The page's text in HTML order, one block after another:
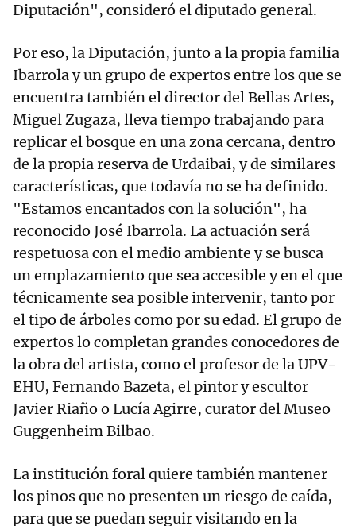
Diputación", consideró el diputado general.
Por eso, la Diputación, junto a la propia familia
Ibarrola y un grupo de expertos entre los que se
encuentra también el director del Bellas Artes,
Miguel Zugaza, lleva tiempo trabajando para
replicar el bosque en una zona cercana, dentro
de la propia reserva de Urdaibai, y de similares
características, que todavía no se ha definido.
"Estamos encantados con la solución", ha
reconocido José Ibarrola. La actuación será
respetuosa con el medio ambiente y se busca
un emplazamiento que sea accesible y en el que
técnicamente sea posible intervenir, tanto por
el tipo de árboles como por su edad. El grupo de
expertos lo completan grandes conocedores de
la obra del artista, como el profesor de la UPV-
EHU, Fernando Bazeta, el pintor y escultor
Javier Riaño o Lucía Agirre, curator del Museo
Guggenheim Bilbao.
La institución foral quiere también mantener
los pinos que no presenten un riesgo de caída,
para que se puedan seguir visitando en la